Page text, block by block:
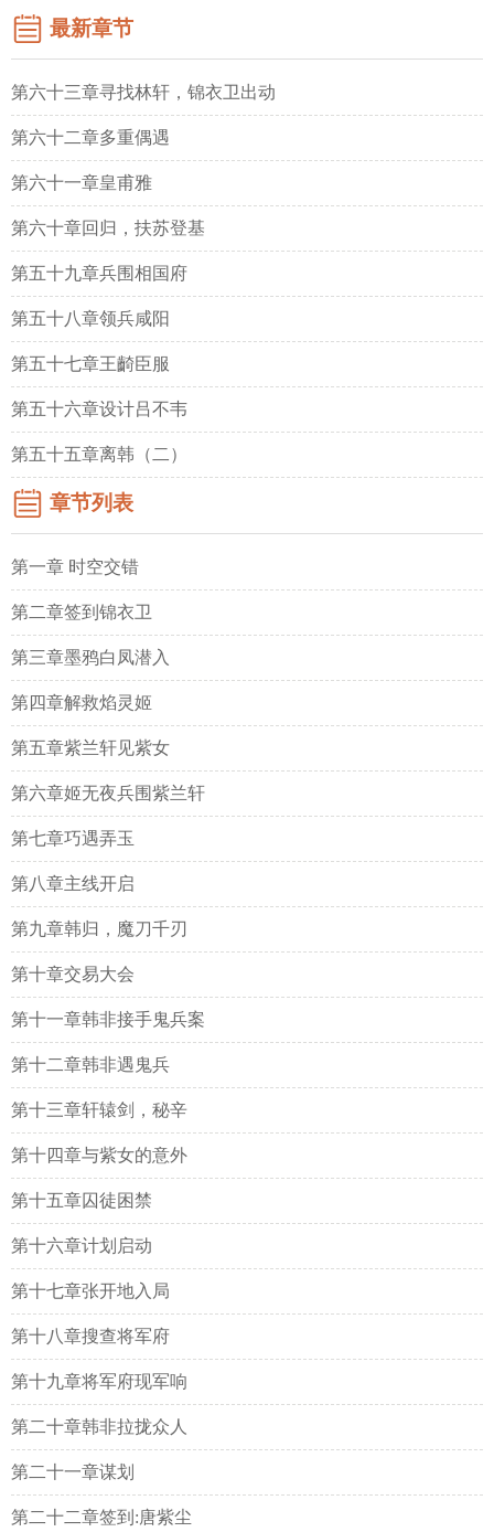
最新章节
第六十三章寻找林轩，锦衣卫出动
第六十二章多重偶遇
第六十一章皇甫雅
第六十章回归，扶苏登基
第五十九章兵围相国府
第五十八章领兵咸阳
第五十七章王齮臣服
第五十六章设计吕不韦
第五十五章离韩（二）
章节列表
第一章 时空交错
第二章签到锦衣卫
第三章墨鸦白凤潜入
第四章解救焰灵姬
第五章紫兰轩见紫女
第六章姬无夜兵围紫兰轩
第七章巧遇弄玉
第八章主线开启
第九章韩归，魔刀千刃
第十章交易大会
第十一章韩非接手鬼兵案
第十二章韩非遇鬼兵
第十三章轩辕剑，秘辛
第十四章与紫女的意外
第十五章囚徒困禁
第十六章计划启动
第十七章张开地入局
第十八章搜查将军府
第十九章将军府现军响
第二十章韩非拉拢众人
第二十一章谋划
第二十二章签到:唐紫尘